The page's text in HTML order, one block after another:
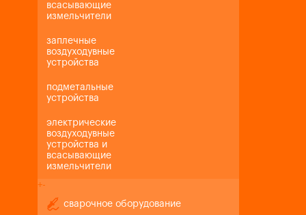
всасывающие
измельчители
заплечные
воздуходувные
устройства
подметальные
устройства
электрические
воздуходувные
устройства и
всасывающие
измельчители
+-
сварочное оборудование